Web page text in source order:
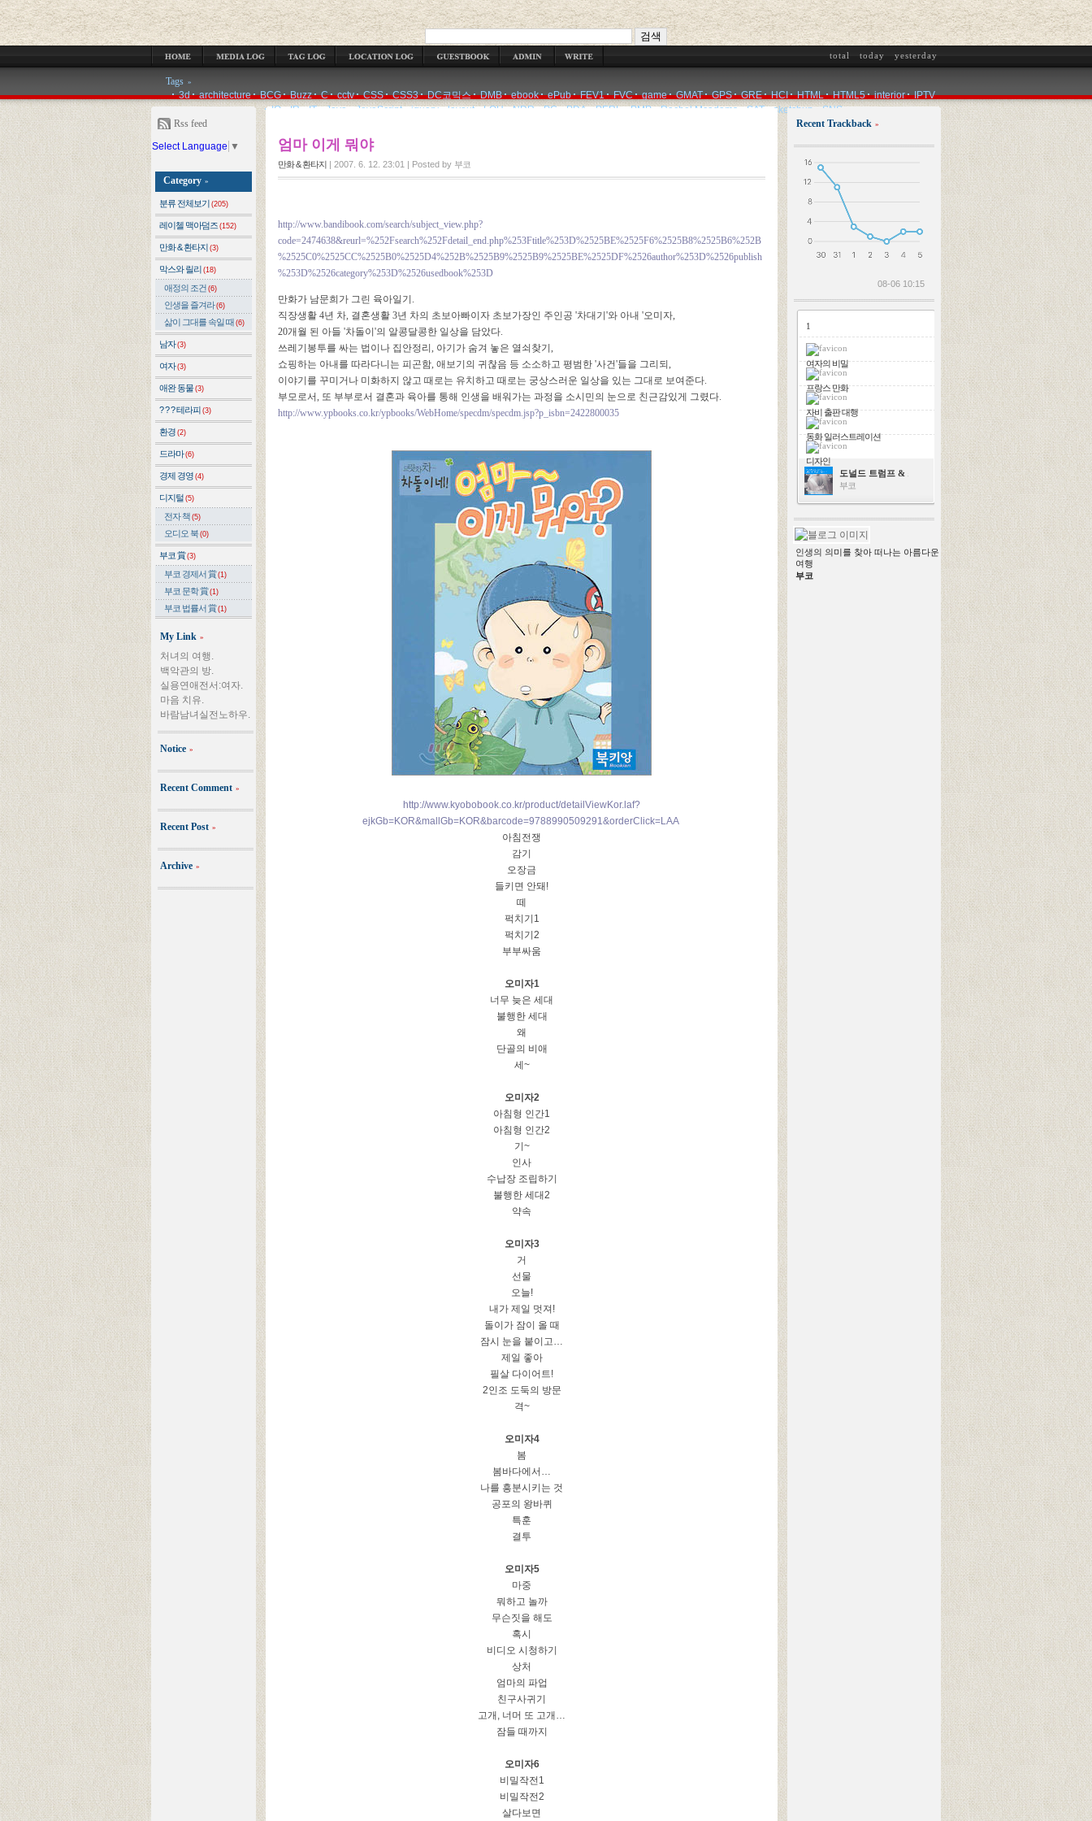
LOCATION LOG GUESTBOOK ADMIN WRITE total today yesterday
Tags »
3d architecture BCG Buzz C cctv CSS CSS3 DC코믹스 DMB ebook ePub FEV1 FVC game GMAT GPS GRE HCI HTML HTML5 interior
IPTV
IQ
IR IT Java JavaScript jquery layout LOH NDR PC PDA PERL PMP Rachel Mcadams SAT sketchup SNS
Rss feed
Select Language ▼
Category »
분류 전체보기 (205)
레이첼 맥아덤즈 (152)
만화 & 환타지 (3)
막스와 릴리 (18)
애정의 조건 (6)
인생을 즐겨라(6)
삶이 그대를 속일 때 (6)
남자(3)
여자(3)
애완 동물(3)
? ? ? 테라피 (3)
환경 (2)
드라마(6)
경제 경영 (4)
디지털 (5)
전자 책 (5)
오디오 북 (0)
부코 賞(3)
부코 경제서 賞(1)
부코 문학 賞(1)
부코 법률서 賞(1)
My Link »
처녀의 여행.
백악관의 방.
실용연애전서:여자.
마음 치유.
바람남녀실전노하우.
Notice »
Recent Comment »
Recent Post »
Archive »
Recent Trackback »
08-06 10:15
1
여자의 비밀
프랑스 만화
자비 출판 대행
동화 일러스트레이션
디자인
도널드 트럼프 & 스칼렛 요한슨
부코
인생의 의미를 찾아 떠나는 아름다운
여행
부코
엄마 이게 뭐야
만화 & 환타지 | 2007. 6. 12. 23:01 | Posted by 부코
http://www.bandibook.com/search/subject_view.php?
code=2474638&reurl=%252Fsearch%252Fdetail_end.php%253Ftitle%253D%2525BE%2525F6%2525B8%2525B6%252B
%2525C0%2525CC%2525B0%2525D4%252B%2525B9%2525B9%2525BE%2525DF%2526author%253D%2526publish
%253D%2526category%253D%2526usedbook%253D
만화가 남문희가 그린 육아일기.
직장생활 4년 차, 결혼생활 3년 차의 초보아빠이자 초보가장인 주인공 '차대기'와 아내 '오미자,
20개월 된 아들 '차돌이'의 알콩달콩한 일상을 담았다.
쓰레기봉투를 싸는 법이나 집안정리, 아기가 숨겨 놓은 열쇠찾기,
쇼핑하는 아내를 따라다니는 피곤함, 애보기의 귀찮음 등 소소하고 평범한 '사건'들을 그리되,
이야기를 꾸미거나 미화하지 않고 때로는 유치하고 때로는 궁상스러운 일상을 있는 그대로 보여준다.
부모로서, 또 부부로서 결혼과 육아를 통해 인생을 배워가는 과정을 소시민의 눈으로 친근감있게 그렸다.
http://www.ypbooks.co.kr/ypbooks/WebHome/specdm/specdm.jsp?p_isbn=2422800035
http://www.kyobobook.co.kr/product/detailViewKor.laf?
ejkGb=KOR&mallGb=KOR&barcode=9788990509291&orderClick=LAA
아침전쟁
감기
오장금
들키면 안돼!
떼
퍽치기1
퍽치기2
부부싸움
오미자1
너무 늦은 세대
불행한 세대
왜
단골의 비애
세~
오미자2
아침형 인간1
아침형 인간2
기~
인사
수납장 조립하기
불행한 세대2
약속
오미자3
거
선물
오늘!
내가 제일 멋져!
돌이가 잠이 올 때
잠시 눈을 붙이고…
제일 좋아
필살 다이어트!
2인조 도둑의 방문
격~
오미자4
봄
봄바다에서…
나를 흥분시키는 것
공포의 왕바퀴
특훈
결투
오미자5
마중
뭐하고 놀까
무슨짓을 해도
혹시
비디오 시청하기
상처
엄마의 파업
친구사귀기
고개, 너머 또 고개…
잠들 때까지
오미자6
비밀작전1
비밀작전2
살다보면